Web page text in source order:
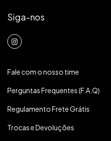
Siga-nos
Fale com o nosso time
Perguntas Frequentes (F.A.Q)
Regulamento Frete Grátis
Trocas e Devoluções